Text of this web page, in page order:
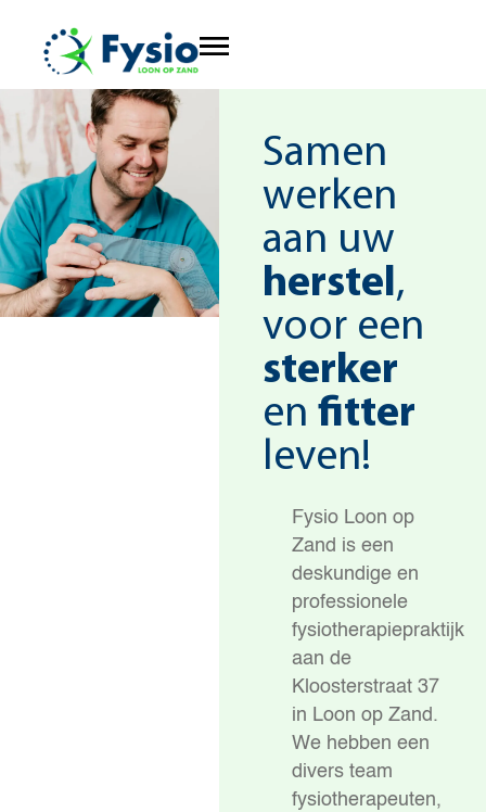
Samen
werken
aan uw
herstel,
voor een
sterker
enfitter
leven!
Fysio Loon op
Zand is een
deskundige en
professionele
fysiotherapiepraktijk
aan de
Kloosterstraat 37
in Loon op Zand.
We hebben een
divers team
fysiotherapeuten,